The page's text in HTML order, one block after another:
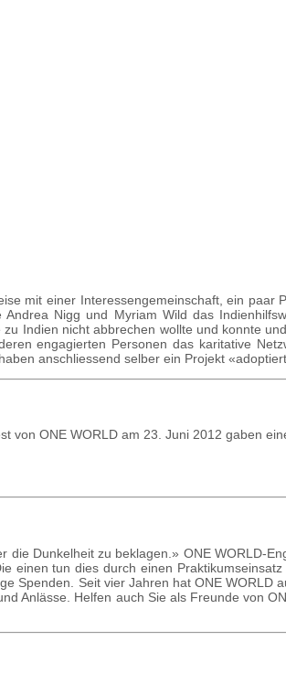
mit einer Interessengemeinschaft, ein
Nigg und Myriam Wild das
Indien nicht abbrechen wollte und konnte
engagierten Personen das karitative
anschliessend selber ein Projekt
von ONE WORLD am 23. Juni 2012 gaben
Dunkelheit zu beklagen.» ONE WORLD-
tun dies durch einen
Spenden. Seit vier Jahren hat ONE WORLD
Anlässe. Helfen auch Sie als Freunde von